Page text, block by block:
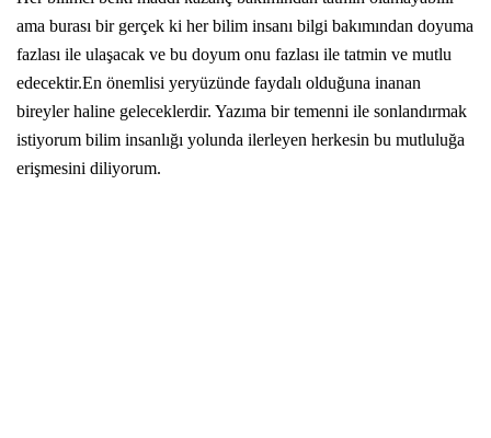
ama burası bir gerçek ki her bilim insanı bilgi bakımından doyuma
fazlası ile ulaşacak ve bu doyum onu fazlası ile tatmin ve mutlu
edecektir.En önemlisi yeryüzünde faydalı olduğuna inanan
bireyler haline geleceklerdir. Yazıma bir temenni ile sonlandırmak
istiyorum bilim insanlığı yolunda ilerleyen herkesin bu mutluluğa
erişmesini diliyorum.